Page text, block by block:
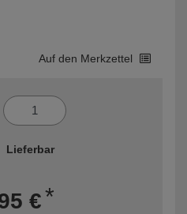
Auf den Merkzettel
Lieferbar
€*